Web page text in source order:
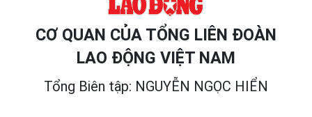
CƠ QUAN CỦA TỔNG LIÊN ĐOÀN
LAO ĐỘNG VIỆT NAM
Tổng Biên tập: NGUYỄN NGỌC HIỂN